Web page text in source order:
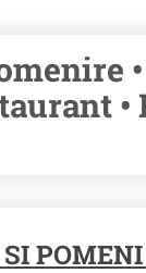
•
SI